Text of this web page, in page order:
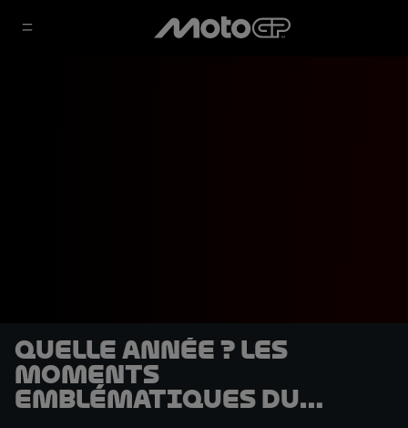
Quelle année ? Les
moments
emblématiques du